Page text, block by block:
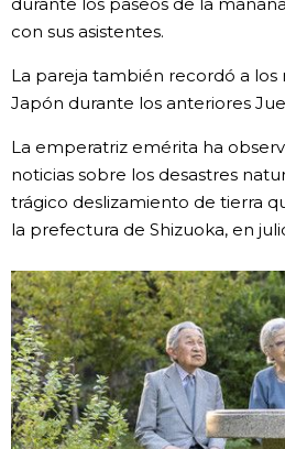
Datos de Japón
Fragmentos de Japón
Gente
Blog
Tokio
Avisos
con sus asistentes.
La pareja también recordó a los
Japón durante los anteriores
La emperatriz emérita ha
noticias sobre los desastres
trágico deslizamiento de tierra
la prefectura de Shizuoka, en